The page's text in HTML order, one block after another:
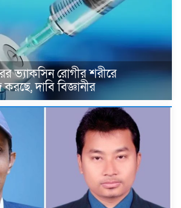
ভ্যাকসিন রোগীর শরীরে
দাবি বিজ্ঞানীর